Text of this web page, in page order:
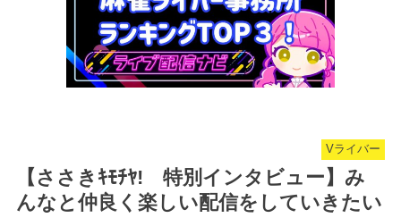
Vライバー
【ささきｷﾓﾁﾔ! 特別インタビュー】み
んなと仲良く楽しい配信をしていきたい